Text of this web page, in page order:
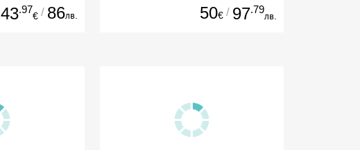
43.97
€ / 86лв. 50€ / 97.79
лв.